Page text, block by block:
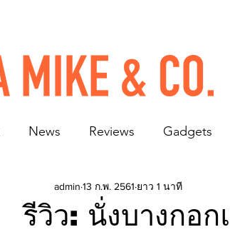
News Reviews Gadgets
รีวิว: นั่งบางกอ
admin 13 ก.พ. 2561 ยาว 1 นาที